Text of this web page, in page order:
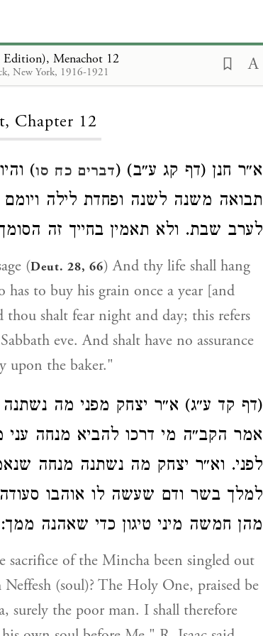
Edition), Menachot 12
New York, 1916-1921
Chapter 12
א״ר חנן (דף קג ע״ב) (דברים כח סו)
תבואה משנה לשנה ופחדת לילה
לערב שבת. ולא תאמין בחייך זה
(Deut. 28, 66) And thy life shall hang
to buy his grain once a year [and
shalt fear night and day; this refers
eve. And shalt have no assurance
upon the baker."
(דף קד ע״ג) א״ר יצחק מפני מה
אמר הקב״ה מי דרכו להביא מנחה עני
לפני. וא״ר יצחק מה נשתנה מנחה
למלך בשר ודם שעשה לו אוהבו
מהן חמשה מיני טיגון כדי שאהנה ממך:
sacrifice of the Mincha been singled out
(soul)? The Holy One, praised be
surely the poor man. I shall therefore